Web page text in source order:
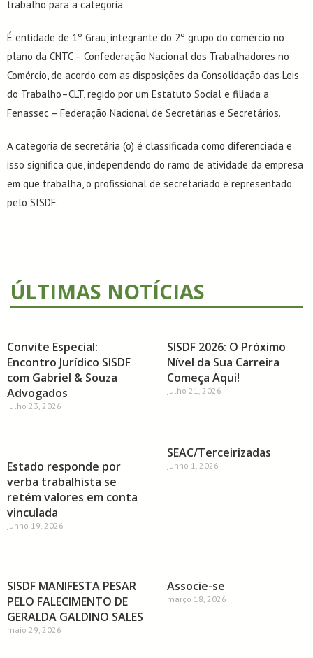
trabalho para a categoria.
É entidade de 1º Grau, integrante do 2º grupo do comércio no
plano da CNTC – Confederação Nacional dos Trabalhadores no
Comércio, de acordo com as disposições da Consolidação das Leis
do Trabalho–CLT, regido por um Estatuto Social e filiada a
Fenassec – Federação Nacional de Secretárias e Secretários.
A categoria de secretária (o) é classificada como diferenciada e
isso significa que, independendo do ramo de atividade da empresa
em que trabalha, o profissional de secretariado é representado
pelo SISDF.
ÚLTIMAS NOTÍCIAS
Convite Especial:
Encontro Jurídico SISDF
com Gabriel & Souza
Advogados
julho 23, 2026
SISDF 2026: O Próximo
Nível da Sua Carreira
Começa Aqui!
julho 21, 2026
Estado responde por
verba trabalhista se
retém valores em conta
vinculada
junho 19, 2026
SEAC/Terceirizadas
junho 1, 2026
SISDF MANIFESTA PESAR
PELO FALECIMENTO DE
GERALDA GALDINO SALES
maio 29, 2026
Associe-se
março 18, 2026